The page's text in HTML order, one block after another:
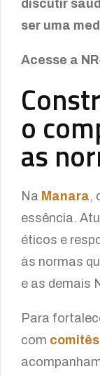
discutir
ser uma
Acesse a
o
as
Na Manara,
essência.
éticos e
às normas
e as demais
Para
com